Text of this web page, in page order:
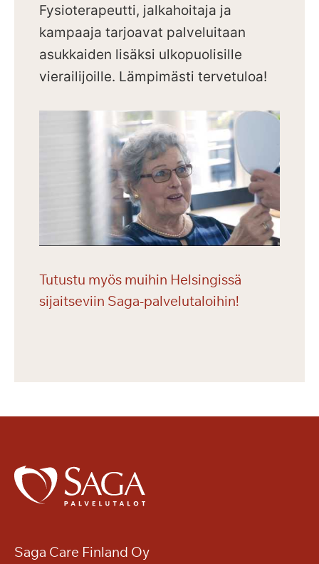
Fysioterapeutti, jalkahoitaja ja
kampaaja tarjoavat palveluitaan
asukkaiden lisäksi ulkopuolisille
vierailijoille. Lämpimästi tervetuloa!
Tutustu myös muihin Helsingissä
sijaitseviin Saga-palvelutaloihin!
Saga Care Finland Oy